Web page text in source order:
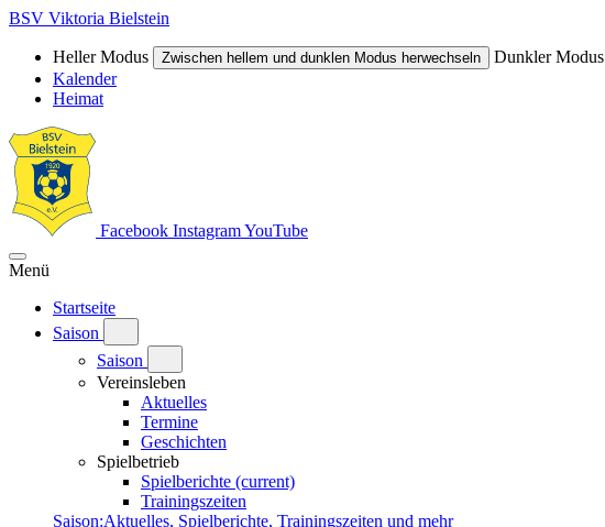
BSV Viktoria Bielstein
Heller Modus Zwischen hellem und dunklen Modus herwechseln
Dunkler Modus
Kalender
Heimat
Facebook InstagramYouTube
Menü
Startseite
Saison
Saison
Vereinsleben
Aktuelles
Termine
Geschichten
Spielbetrieb
Spielberichte (current)
Trainingszeiten
Saison:Aktuelles, Spielberichte, Trainingszeiten und mehr